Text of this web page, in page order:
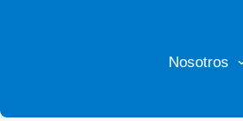
Nosotros